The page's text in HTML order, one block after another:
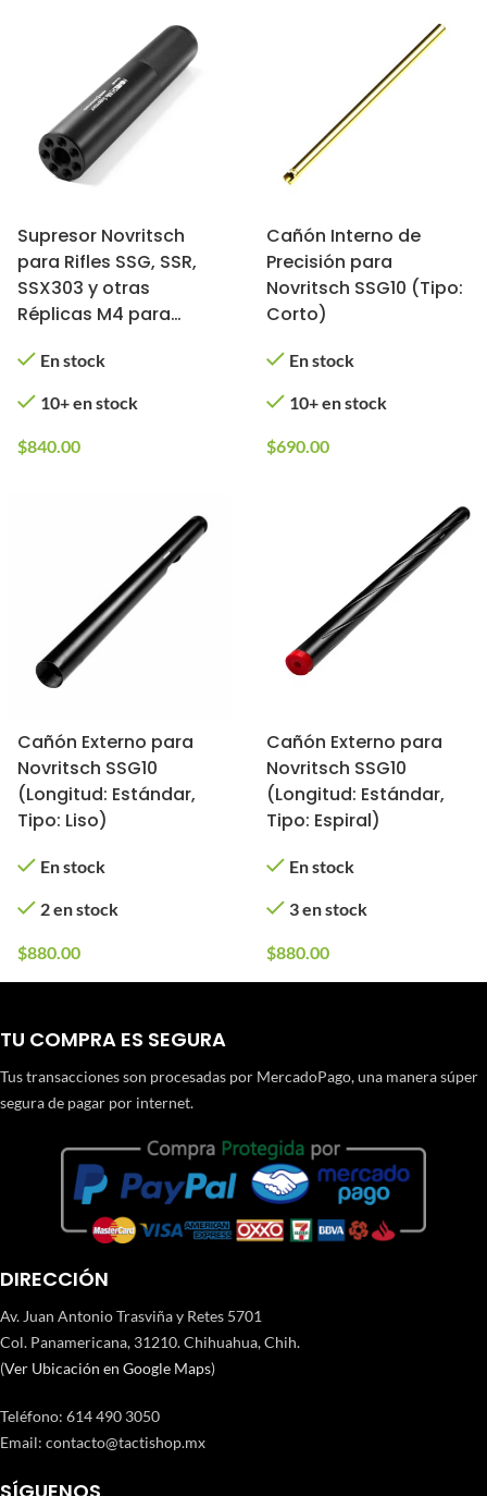
Supresor Novritsch
para Rifles SSG, SSR,
SSX303 y otras
Réplicas M4 para
En stock
10+ en stock
$840.00
Cañón Interno de
Precisión para
Novritsch SSG10 (Tipo:
Corto)
En stock
10+ en stock
$690.00
Cañón Externo para
Novritsch SSG10
(Longitud: Estándar,
Tipo: Liso)
En stock
2 en stock
$880.00
Cañón Externo para
Novritsch SSG10
(Longitud: Estándar,
Tipo: Espiral)
En stock
3 en stock
$880.00
TU COMPRA ES SEGURA
Tus transacciones son procesadas por MercadoPago, una manera súper
segura de pagar por internet.
DIRECCIÓN
Av. Juan Antonio Trasviña y Retes 5701
Col. Panamericana, 31210. Chihuahua, Chih.
(Ver Ubicación en Google Maps)
Teléfono: 614 490 3050
Email: contacto@tactishop.mx